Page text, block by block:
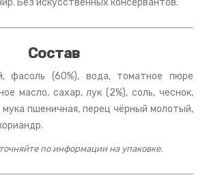
Без искусственных консервантов.
Состав
фасоль (60%), вода, томатное пюре
масло, сахар, лук (2%), соль, чеснок,
мука пшеничная, перец чёрный молотый,
по информации на упаковке.